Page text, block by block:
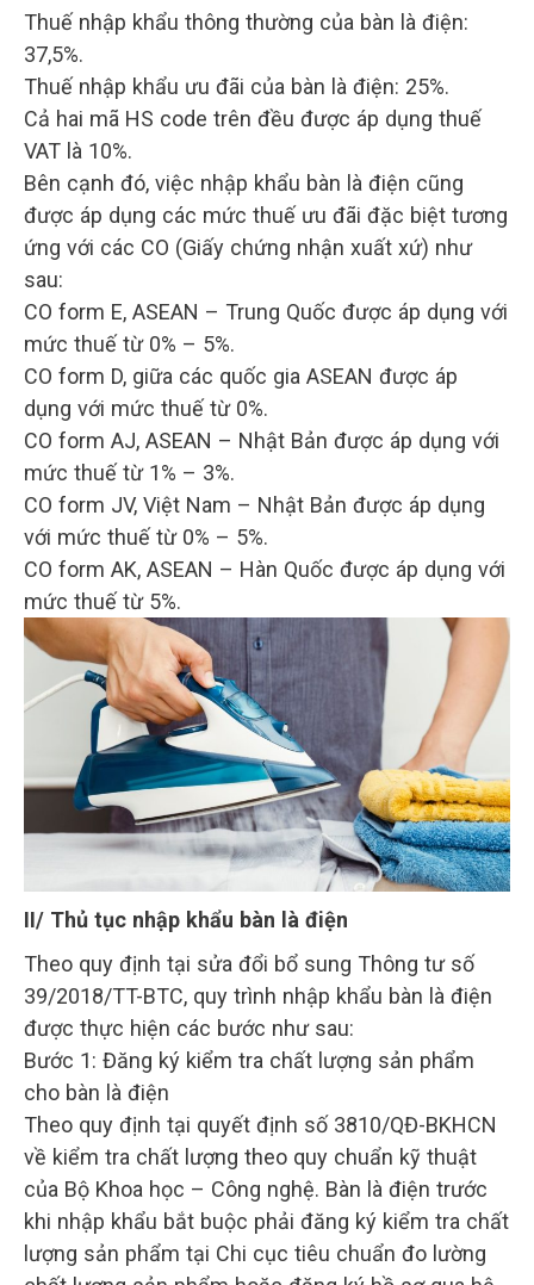
Thuế nhập khẩu thông thường của bàn là điện:
37,5%.
Thuế nhập khẩu ưu đãi của bàn là điện: 25%.
Cả hai mã HS code trên đều được áp dụng thuế
VAT là 10%.
Bên cạnh đó, việc nhập khẩu bàn là điện cũng
được áp dụng các mức thuế ưu đãi đặc biệt tương
ứng với các CO (Giấy chứng nhận xuất xứ) như
sau:
CO form E, ASEAN – Trung Quốc được áp dụng với
mức thuế từ 0% – 5%.
CO form D, giữa các quốc gia ASEAN được áp
dụng với mức thuế từ 0%.
CO form AJ, ASEAN – Nhật Bản được áp dụng với
mức thuế từ 1% – 3%.
CO form JV, Việt Nam – Nhật Bản được áp dụng
với mức thuế từ 0% – 5%.
CO form AK, ASEAN – Hàn Quốc được áp dụng với
mức thuế từ 5%.
II/ Thủ tục nhập khẩu bàn là điện
Theo quy định tại sửa đổi bổ sung Thông tư số
39/2018/TT-BTC, quy trình nhập khẩu bàn là điện
được thực hiện các bước như sau:
Bước 1: Đăng ký kiểm tra chất lượng sản phẩm
cho bàn là điện
Theo quy định tại quyết định số 3810/QĐ-BKHCN
về kiểm tra chất lượng theo quy chuẩn kỹ thuật
của Bộ Khoa học – Công nghệ. Bàn là điện trước
khi nhập khẩu bắt buộc phải đăng ký kiểm tra chất
lượng sản phẩm tại Chi cục tiêu chuẩn đo lường